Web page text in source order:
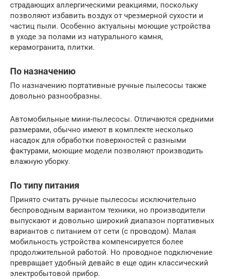
страдающих аллергическими реакциями, поскольку
позволяют избавить воздух от чрезмерной сухости и
частиц пыли. Особенно актуальны моющие устройства
в уходе за полами из натурального камня,
керамогранита, плитки.
По назначению
По назначению портативные ручные пылесосы также
довольно разнообразны.
Автомобильные мини-пылесосы. Отличаются средними
размерами, обычно имеют в комплекте несколько
насадок для обработки поверхностей с разными
фактурами, моющие модели позволяют производить
влажную уборку.
По типу питания
Принято считать ручные пылесосы исключительно
беспроводным вариантом техники, но производители
выпускают и довольно широкий диапазон портативных
вариантов с питанием от сети (с проводом). Малая
мобильность устройства компенсируется более
продолжительной работой. Но проводное подключение
превращает удобный девайс в еще один классический
электробытовой прибор.